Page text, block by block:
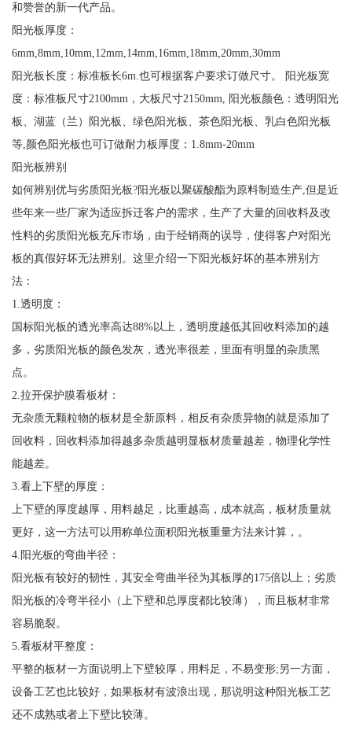
和赞誉的新一代产品。
阳光板厚度：
6mm,8mm,10mm,12mm,14mm,16mm,18mm,20mm,30mm
阳光板长度：标准板长6m.也可根据客户要求订做尺寸。 阳光板宽
度：标准板尺寸2100mm，大板尺寸2150mm, 阳光板颜色：透明阳光
板、湖蓝（兰）阳光板、绿色阳光板、茶色阳光板、乳白色阳光板
等,颜色阳光板也可订做耐力板厚度：1.8mm-20mm
阳光板辨别
如何辨别优与劣质阳光板?阳光板以聚碳酸酯为原料制造生产,但是近
些年来一些厂家为适应拆迁客户的需求，生产了大量的回收料及改
性料的劣质阳光板充斥市场，由于经销商的误导，使得客户对阳光
板的真假好坏无法辨别。这里介绍一下阳光板好坏的基本辨别方
法：
1.透明度：
国标阳光板的透光率高达88%以上，透明度越低其回收料添加的越
多，劣质阳光板的颜色发灰，透光率很差，里面有明显的杂质黑
点。
2.拉开保护膜看板材：
无杂质无颗粒物的板材是全新原料，相反有杂质异物的就是添加了
回收料，回收料添加得越多杂质越明显板材质量越差，物理化学性
能越差。
3.看上下壁的厚度：
上下壁的厚度越厚，用料越足，比重越高，成本就高，板材质量就
更好，这一方法可以用称单位面积阳光板重量方法来计算，。
4.阳光板的弯曲半径：
阳光板有较好的韧性，其安全弯曲半径为其板厚的175倍以上；劣质
阳光板的冷弯半径小（上下壁和总厚度都比较薄），而且板材非常
容易脆裂。
5.看板材平整度：
平整的板材一方面说明上下壁较厚，用料足，不易变形;另一方面，
设备工艺也比较好，如果板材有波浪出现，那说明这种阳光板工艺
还不成熟或者上下壁比较薄。